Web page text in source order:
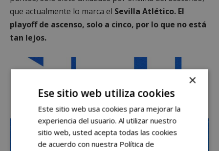
que actualmente lo marca el Sevilla Atlético. El
playoff de ascenso, solo a cinco, por lo que no está
tan lejos.
×
Ese sitio web utiliza cookies
Este sitio web usa cookies para mejorar la
experiencia del usuario. Al utilizar nuestro
sitio web, usted acepta todas las cookies
de acuerdo con nuestra Política de